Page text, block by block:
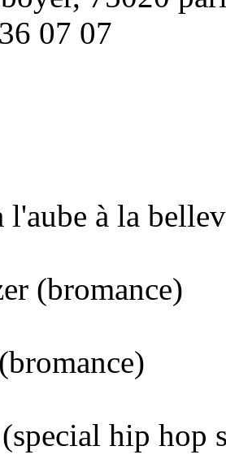
07 07
l'aube à la
(bromance)
hip hop